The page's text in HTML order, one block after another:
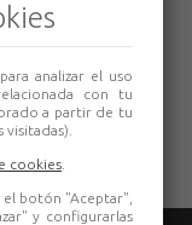
analizar el uso
con tu
a partir de tu
cookies
botón "Aceptar",
y configurarlas